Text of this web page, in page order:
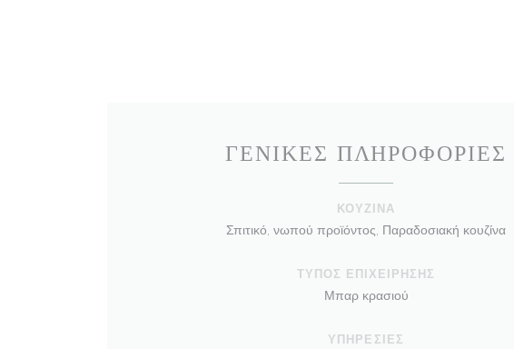
ΓΕΝΙΚΈΣ ΠΛΗΡΟΦΟΡΊΕΣ
ΚΟΥΖΊΝΑ
Σπιτικό, νωπού προϊόντος, Παραδοσιακή κουζίνα
ΤΎΠΟΣ ΕΠΙΧΕΊΡΗΣΗΣ
Μπαρ κρασιού
ΥΠΗΡΕΣΊΕΣ